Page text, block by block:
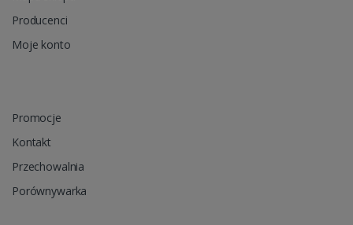
Producenci
Moje konto
Promocje
Kontakt
Przechowalnia
Porównywarka